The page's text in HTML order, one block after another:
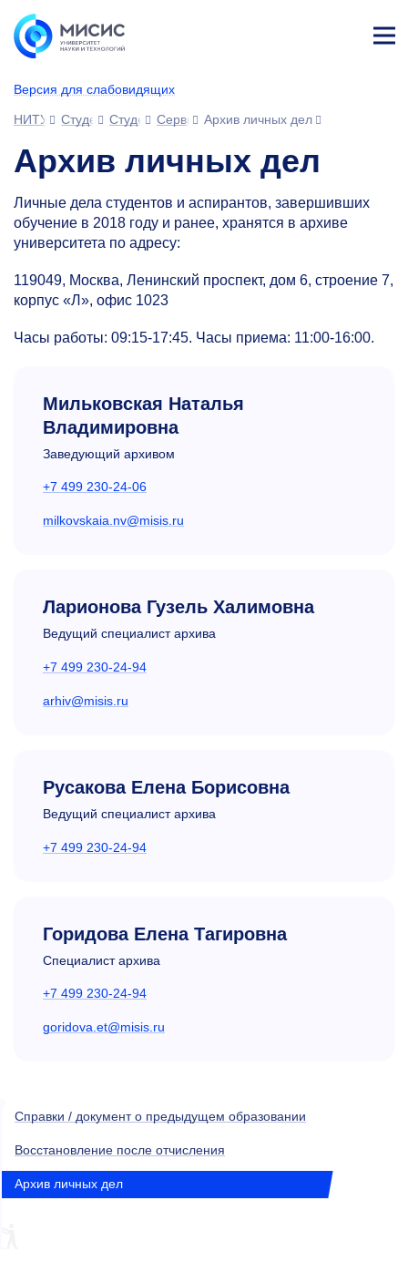
Версия для слабовидящих
НИТУ МИСИС
СтудентамСтуденческий офис
Сервисы для отчисленных и выпускников
Архив личных дел
Архив личных дел
Личные дела студентов и аспирантов, завершивших
обучение в 2018 году и ранее, хранятся в архиве
университета по адресу:
119049, Москва, Ленинский проспект, дом 6, строение 7,
корпус «Л», офис 1023
Часы работы: 09:15-17:45. Часы приема: 11:00-16:00.
Мильковская Наталья
Владимировна
Заведующий архивом
+7 499 230-24-06
milkovskaia.nv@misis.ru
Ларионова Гузель Халимовна
Ведущий специалист архива
+7 499 230-24-94
arhiv@misis.ru
Русакова Елена Борисовна
Ведущий специалист архива
+7 499 230-24-94
Горидова Елена Тагировна
Специалист архива
+7 499 230-24-94
goridova.et@misis.ru
Справки / документ о предыдущем образовании
Восстановление после отчисления
Архив личных дел